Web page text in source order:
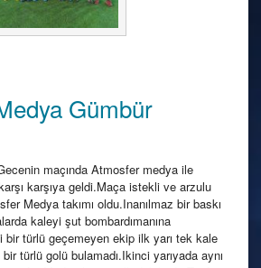
Gümbür
maçında Atmosfer medya ile
karşıya geldi.Maça istekli ve arzulu
Medya takımı oldu.Inanılmaz bir baskı
kaleyi şut bombardımanına
türlü geçemeyen ekip ilk yarı tek kale
türlü golü bulamadı.Ikinci yarıyada aynı